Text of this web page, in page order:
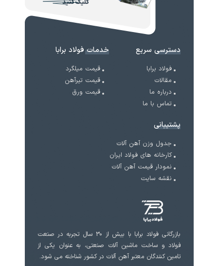
کلیک کنید
دسترسی سریع
فولاد برابا
مقالات
درباره ما
تماس با ما
خدمات فولاد برابا
قیمت میلگرد
قیمت تیرآهن
قیمت ورق
پشتیبانی
جدول وزن آهن آلات
کارخانه های فولاد ایران
نمودار قیمت آهن آلات
نقشه سایت
بازرگانی فولاد برابا با بیش از 30 سال تجربه در صنعت
فولاد و ساخت ماشین آلات صنعتی، به عنوان یکی از
تامین کنندگان معتبر آهن آلات در کشور شناخته می شود.